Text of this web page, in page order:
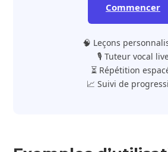
Commencer
🧠 Leçons
🎙️ Tuteur vocal
⏳ Répétition
📈 Suivi de